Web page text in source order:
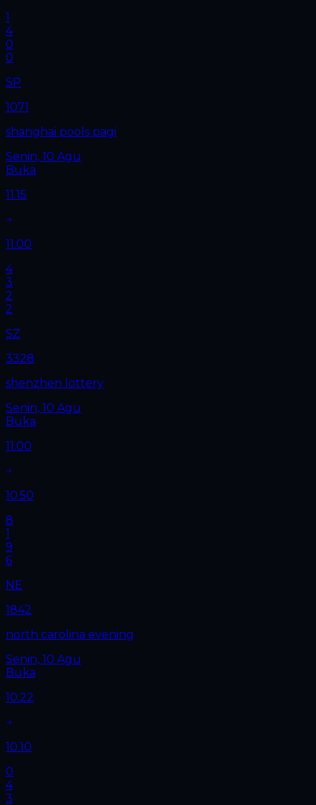
1
4
0
0
SP
1071
shanghai pools pagi
Senin, 10 Agu
Buka
11.15
11.00
4
3
2
2
SZ
3328
shenzhen lottery
Senin, 10 Agu
Buka
11.00
10.50
8
1
9
6
NE
1842
north carolina evening
Senin, 10 Agu
Buka
10.22
10.10
0
4
3